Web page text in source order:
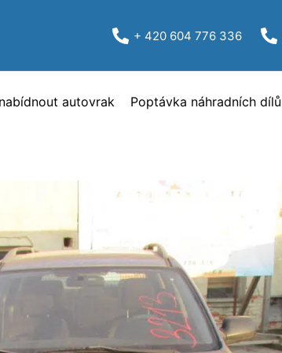
+ 420 604 776 336
autovrak Poptávka náhradních dílů